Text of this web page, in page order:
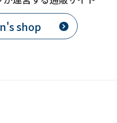
service.
Automatic
shop